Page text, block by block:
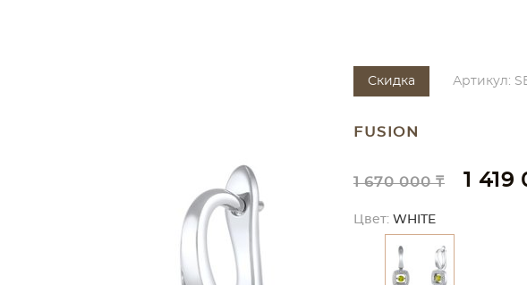
Скидка Артикул:
FUSION
1 670 000 ₸ 1 419
Цвет: WHITE